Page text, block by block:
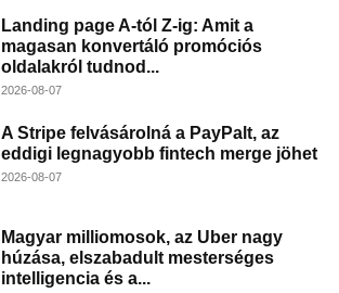
Landing page A-tól Z-ig: Amit a
magasan konvertáló promóciós
oldalakról tudnod...
2026-08-07
A Stripe felvásárolná a PayPalt, az
eddigi legnagyobb fintech merge jöhet
2026-08-07
Magyar milliomosok, az Uber nagy
húzása, elszabadult mesterséges
intelligencia és a...